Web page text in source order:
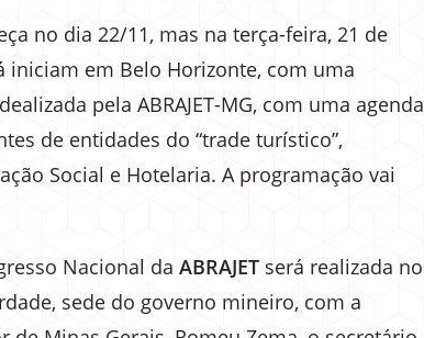
no dia 22/11, mas na terça-feira, 21 de
iniciam em Belo Horizonte, com uma
pela ABRAJET-MG, com uma agenda
de entidades do “trade turístico”,
Social e Hotelaria. A programação vai
Nacional da ABRAJET será realizada no
sede do governo mineiro, com a